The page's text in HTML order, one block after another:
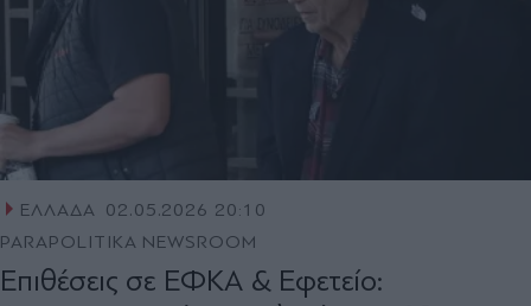
ΕΛΛΑΔΑ 02.05.2026 20:10
PARAPOLITIKA NEWSROOM
Επιθέσεις σε ΕΦΚΑ & Εφετείο: